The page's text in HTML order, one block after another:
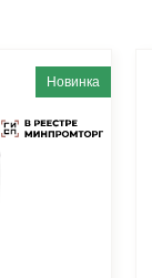
Новинка